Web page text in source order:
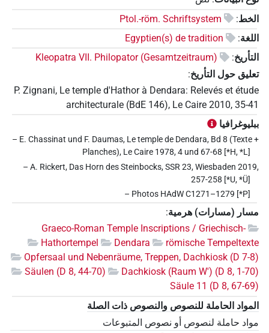
الخط:
Ptol.-röm. Schriftsystem
اللغة:
Egyptien(s) de tradition
التأريخ:
Kleopatra VII. Philopator (Gesamtzeitraum)
تعليق حول التأريخ:
P. Zignani, Le temple d'Hathor à Dendara: Relevés et étude
architecturale (BdE 146), Le Caire 2010, 35-41
ببليوغرافيا
– E. Chassinat und F. Daumas, Le temple de Dendara, Bd 8 (Texte +
Planches), Le Caire 1978, 4 und 67-68 [*H, *L]
– A. Rickert, Das Horn des Steinbocks, SSR 23, Wiesbaden 2019,
257-258 [*U, *Ü]
– Photos HAdW C1271–1279 [*P]
مسار (مسارات) هرمية:
Graeco-Roman Temple Inscriptions / Griechisch-
römische Tempeltexte
Dendara
Hathortempel
Opfersaal und Nebenräume, Treppen, Dachkiosk (D 7-8)
Dachkiosk (Raum W') (D 8, 1-70)
Säulen (D 8, 44-70)
Säule 11 (D 8, 67-69)
المواد الحاملة للنصوص والنصوص ذات الصلة
مواد حاملة لنصوص أو نصوص المتبوعات